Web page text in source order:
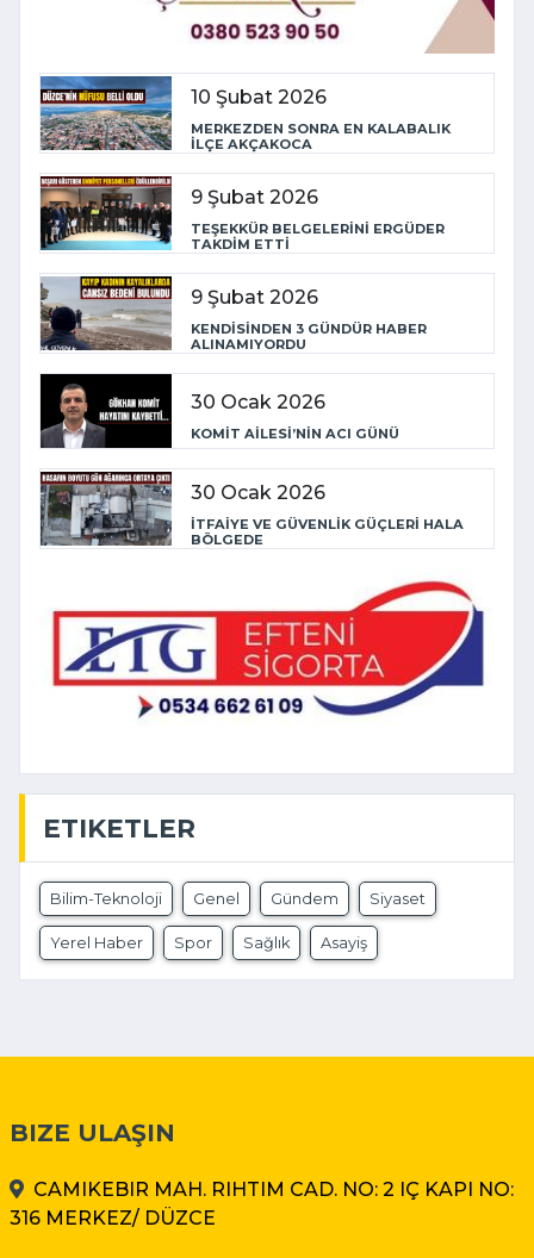
10 Şubat 2026
MERKEZDEN SONRA EN KALABALIK
İLÇE AKÇAKOCA
9 Şubat 2026
TEŞEKKÜR BELGELERİNİ ERGÜDER
TAKDİM ETTİ
9 Şubat 2026
KENDİSİNDEN 3 GÜNDÜR HABER
ALINAMIYORDU
30 Ocak 2026
KOMİT AİLESİ’NİN ACI GÜNÜ
30 Ocak 2026
İTFAİYE VE GÜVENLİK GÜÇLERİ HALA
BÖLGEDE
ETIKETLER
Bilim-Teknoloji Genel Gündem Siyaset
Yerel Haber Spor Sağlık Asayiş
BIZE ULAŞIN
CAMIKEBIR MAH. RIHTIM CAD. NO: 2 IÇ KAPI NO:
316 MERKEZ/ DÜZCE